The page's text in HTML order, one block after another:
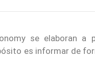
se elaboran a
es informar de